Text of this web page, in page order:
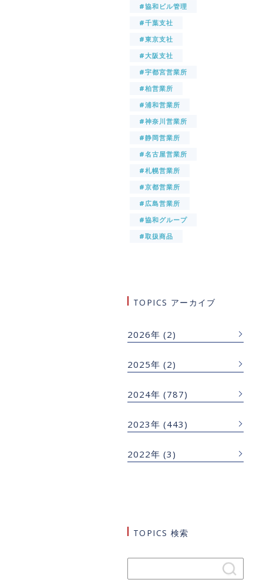
#協和ビル管理
#千葉支社
#東京支社
#大阪支社
#宇都宮営業所
#柏営業所
#浦和営業所
#神奈川営業所
#静岡営業所
#名古屋営業所
#札幌営業所
#京都営業所
#広島営業所
#協和グループ
#取扱商品
TOPICS アーカイブ
2026年 (2)
2025年 (2)
2024年 (787)
2023年 (443)
2022年 (3)
TOPICS 検索